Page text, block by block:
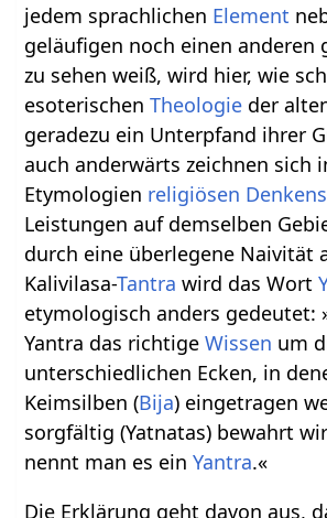
jedem sprachlichen Element
geläufigen noch einen anderen
zu sehen weiß, wird hier, wie
esoterischenTheologie der
geradezu ein Unterpfand ihrer
auch anderwärts zeichnen sich
Etymologien religiösen Denkens
Leistungen auf demselben
durch eine überlegene Naivität
Kalivilasa-Tantra wird das Wort
etymologisch anders gedeutet:
Yantra das richtigeWissen um
unterschiedlichen Ecken, in
Keimsilben (Bija) eingetragen
sorgfältig (Yatnatas) bewahrt
nennt man es einYantra.«
Die Erklärung geht davon aus,